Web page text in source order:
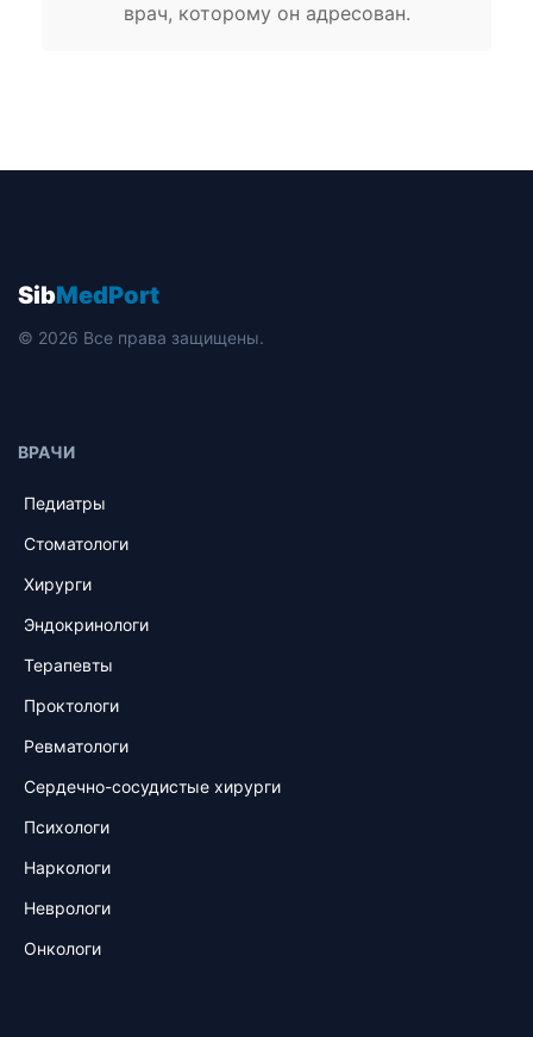
врач, которому он адресован.
SibMedPort
© 2026 Все права защищены.
ВРАЧИ
Педиатры
Стоматологи
Хирурги
Эндокринологи
Терапевты
Проктологи
Ревматологи
Сердечно-сосудистые хирурги
Психологи
Наркологи
Неврологи
Онкологи